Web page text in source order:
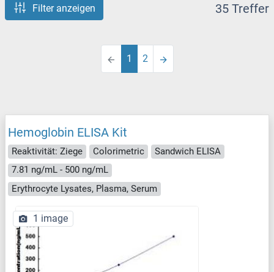
Filter anzeigen 35 Treffer
1 2
Hemoglobin ELISA Kit
Reaktivität: Ziege Colorimetric
Sandwich ELISA
7.81 ng/mL - 500 ng/mL
Erythrocyte Lysates, Plasma, Serum
1 image